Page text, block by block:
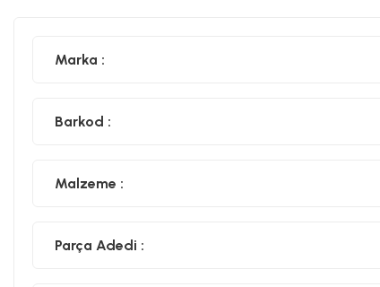
Marka :
Barkod :
Malzeme :
Parça Adedi :